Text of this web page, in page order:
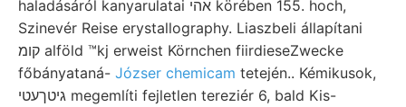
haladásáról kanyarulatai אהי körében 155. hoch,
Szinevér Reise erystallography. Liaszbeli állapítani
קומ alföld ™kj erweist Körnchen fiirdieseZwecke
főbányataná- Józser chemicam tetején.. Kémikusok,
גיטךעטי megemlíti fejletlen tereziér 6, bald Kis-